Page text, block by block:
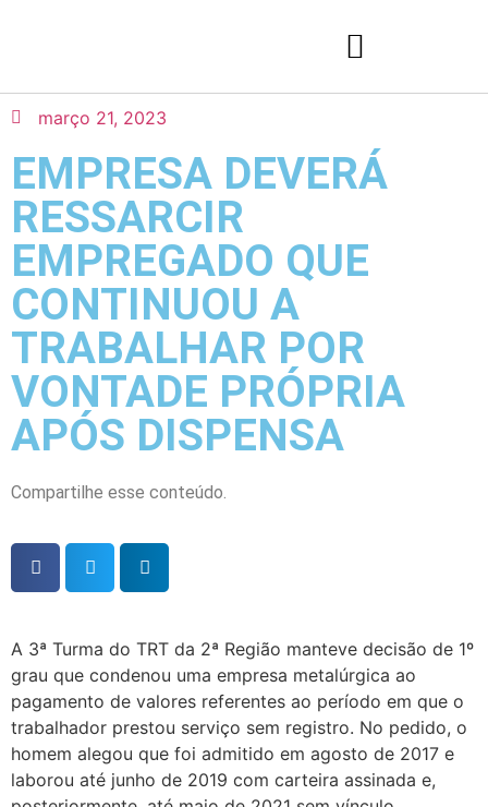
março 21, 2023
EMPRESA DEVERÁ
RESSARCIR
EMPREGADO QUE
CONTINUOU A
TRABALHAR POR
VONTADE PRÓPRIA
APÓS DISPENSA
Compartilhe esse conteúdo.
A 3ª Turma do TRT da 2ª Região manteve decisão de 1º
grau que condenou uma empresa metalúrgica ao
pagamento de valores referentes ao período em que o
trabalhador prestou serviço sem registro. No pedido, o
homem alegou que foi admitido em agosto de 2017 e
laborou até junho de 2019 com carteira assinada e,